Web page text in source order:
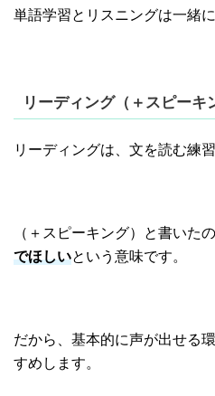
単語学習とリスニングは一緒
リーディング（＋スピーキ
リーディングは、文を読む練習
（＋スピーキング）と書いたの
でほしいという意味です。
だから、基本的に声が出せる
すめします。